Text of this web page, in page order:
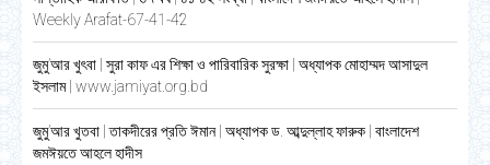
Weekly Arafat-67-41-42
জুমু’আর খুৎবা | সুরা কাফ এর শিক্ষা ও পারিবারিক সুরক্ষা | অধ্যাপক মোহাম্মদ আসাদুল
ইসলাম | www.jamiyat.org.bd
জুমু’আর খুতবা | তাকদীরের প্রতি ঈমান | অধ্যাপক ড. আব্দুল্লাহ ফারুক | বাংলাদেশ
জমঈয়তে আহলে হাদীস